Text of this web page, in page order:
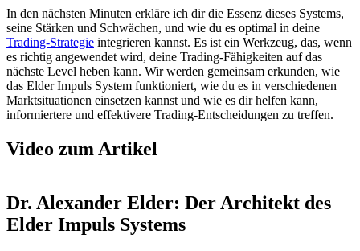
In den nächsten Minuten erkläre ich dir die Essenz dieses Systems,
seine Stärken und Schwächen, und wie du es optimal in deine
Trading-Strategie integrieren kannst. Es ist ein Werkzeug, das, wenn
es richtig angewendet wird, deine Trading-Fähigkeiten auf das
nächste Level heben kann. Wir werden gemeinsam erkunden, wie
das Elder Impuls System funktioniert, wie du es in verschiedenen
Marktsituationen einsetzen kannst und wie es dir helfen kann,
informiertere und effektivere Trading-Entscheidungen zu treffen.
Video zum Artikel
Dr. Alexander Elder: Der Architekt des
Elder Impuls Systems